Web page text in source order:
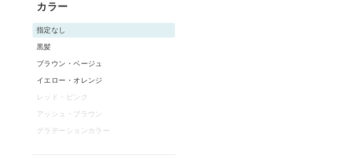
カラー
指定なし
黒髪
ブラウン・ベージュ
イエロー・オレンジ
レッド・ピンク
アッシュ・ブラウン
グラデーションカラー